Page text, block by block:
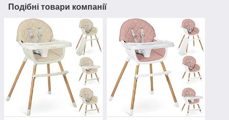
Подібні товари компанії